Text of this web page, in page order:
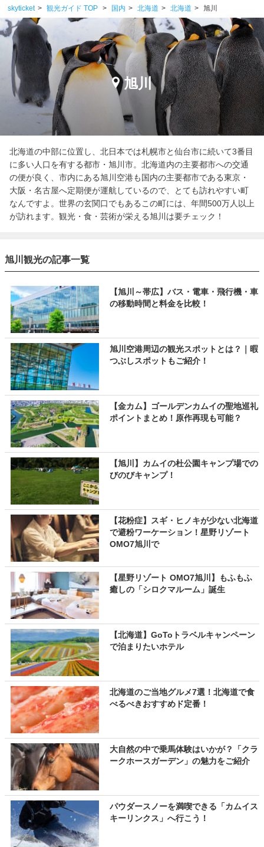
skyticket 観光ガイド TOP 国内 北海道 北海道 旭川
旭川
北海道の中部に位置し、北日本では札幌市と仙台市に続いて3番目
に多い人口を有する都市・旭川市。北海道内の主要都市への交通
の便が良く、市内にある旭川空港も国内の主要都市である東京・
大阪・名古屋へ定期便が運航しているので、とても訪れやすい町
なんですよ。世界の玄関口でもあるこの町には、年間500万人以上
が訪れます。観光・食・芸術が栄える旭川は要チェック！
旭川観光の記事一覧
【旭川～帯広】バス・電車・飛行機・車
の移動時間と料金を比較！
旭川空港周辺の観光スポットとは？｜暇
つぶしスポットもご紹介！
【金カム】ゴールデンカムイの聖地巡礼
ポイントまとめ！原作再現も可能？
【旭川】カムイの杜公園キャンプ場での
びのびキャンプ！
【花粉症】スギ・ヒノキが少ない北海道
で避粉ワーケーション！星野リゾート
OMO7旭川で
【星野リゾート OMO7旭川】もふもふ
癒しの「シロクマルーム」誕生
【北海道】GoToトラベルキャンペーン
で泊まりたいホテル
北海道のご当地グルメ7選！北海道で食
べるべきおすすめド定番！
大自然の中で乗馬体験はいかが？「クラ
ークホースガーデン」の魅力をご紹介
パウダースノーを満喫できる「カムイス
キーリンクス」へ行こう！